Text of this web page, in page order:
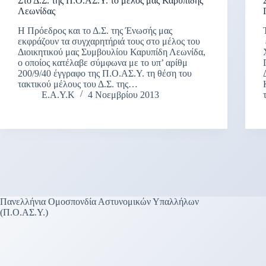
Λεωνίδας
Η Πρόεδρος και το Δ.Σ. της Ένωσής μας
εκφράζουν τα συγχαρητήριά τους στο μέλος του
Διοικητικού μας Συμβουλίου Καρυπίδη Λεωνίδα,
ο οποίος κατέλαβε σύμφωνα με το υπ’ αρίθμ
200/9/40 έγγραφο της Π.Ο.ΑΣ.Υ. τη θέση του
τακτικού μέλους του Δ.Σ. της…
Ε.Α.Υ.Κ
4 Νοεμβρίου 2013
Πανελλήνια Ομοσπονδία Αστυνομικών Υπαλλήλων
(Π.Ο.ΑΣ.Υ.)